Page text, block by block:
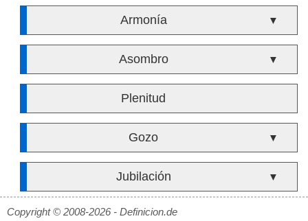
Armonía ▼
Asombro ▼
Plenitud
Gozo ▼
Jubilación ▼
Copyright © 2008-2026 - Definicion.de